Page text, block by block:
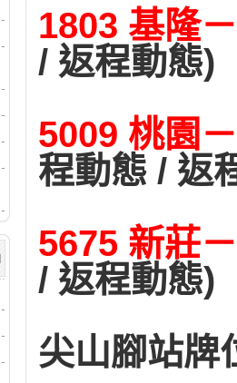
1803 基隆
/ 返程動態)
5009 桃園
程動態 / 返
5675 新莊
/ 返程動態)
尖山腳站牌